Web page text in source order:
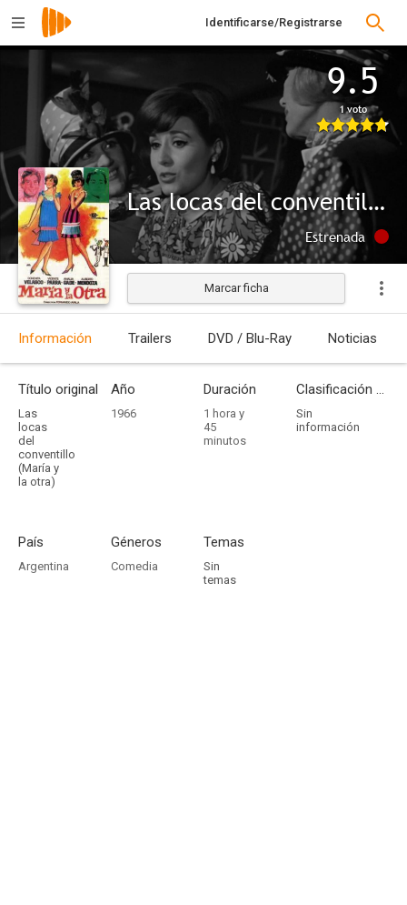
Identificarse/Registrarse
9.5
1 voto
Las locas del conventillo (María y la otra)
Estrenada
Marcar ficha
Información Trailers DVD / Blu-Ray Noticias
Título original
Las
locas
del
conventillo
(María y
la otra)
Año
1966
Duración
1 hora y
45
minutos
Clasificación por edades
Sin
información
País
Argentina
Géneros
Comedia
Temas
Sin
temas